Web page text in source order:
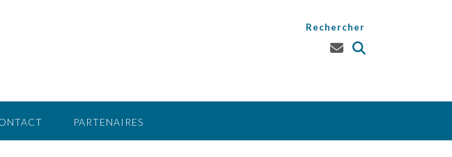
Rechercher
PARTENAIRES